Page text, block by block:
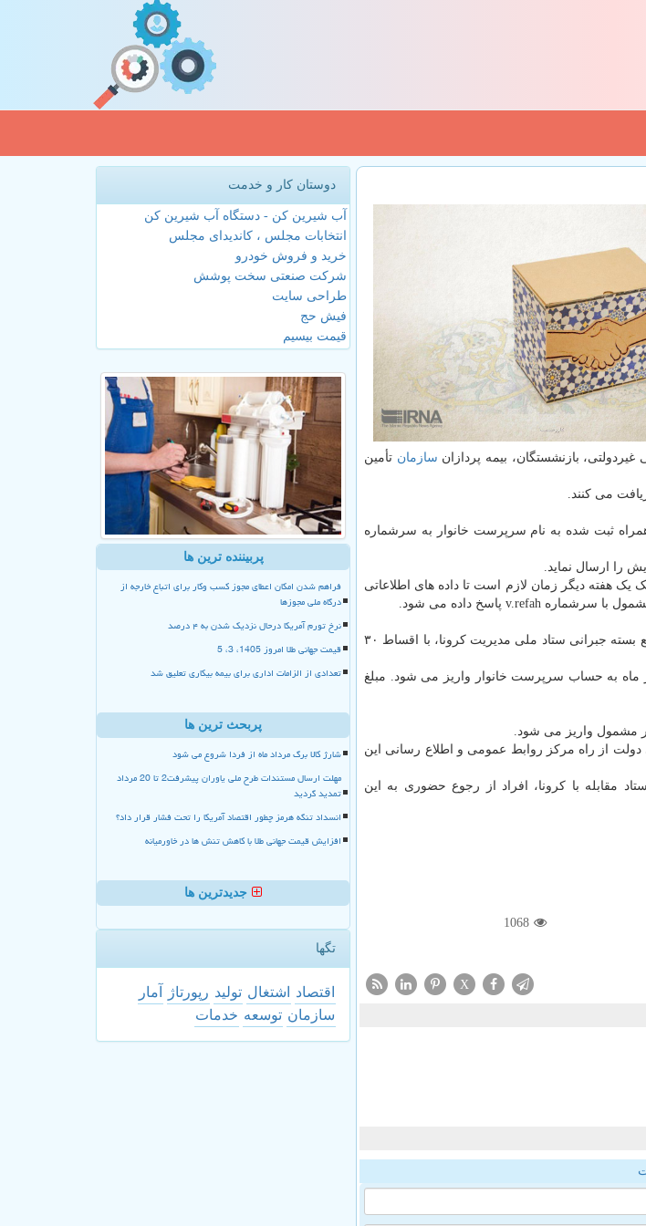
بازنشستگان، بیمه پردازان سازمان تأمین
ثبت شده به نام سرپرست خانوار به سرشماره
هفته دیگر زمان لازم است تا داده های اطلاعاتی
تسهیلات قرض الحسنه یک میلیون تومانی با نرخ کارمزد چهار درصد از محل باقی مانده منابع بسته جبرانی ستاد ملی مدیریت کرونا، با اقساط ۳۰
تا ۶۰۰ هزارتومانی است که دهم هر ماه به حساب سرپرست خانوار واریز می شود. مبلغ
مشمول واریز می شود.
دولت از راه مرکز روابط عمومی و اطلاع رسانی این
مقابله با کرونا، افراد از رجوع حضوری به این
1068
X
دوستان کار و خدمت
آب شیرین کن - دستگاه آب شیرین کن
انتخابات مجلس ، کاندیدای مجلس
خرید و فروش خودرو
شرکت صنعتی سخت پوشش
طراحی سایت
فیش حج
قیمت بیسیم
پربیننده ترین ها
فراهم شدن امکان اعطای مجوز کسب وکار برای اتباع خارجه از
درگاه ملی مجوزها
نرخ تورم آمریکا درحال نزدیک شدن به ۴ درصد
قیمت جهانی طلا امروز 1405، 3، 5
تعدادی از الزامات اداری برای بیمه بیکاری تعلیق شد
پربحث ترین ها
شارژ کالا برگ مرداد ماه از فردا شروع می شود
مهلت ارسال مستندات طرح ملی یاوران پیشرفت2 تا 20 مرداد
تمدید گردید
انسداد تنگه هرمز چطور اقتصاد آمریکا را تحت فشار قرار داد؟
افزایش قیمت جهانی طلا با کاهش تنش ها در خاورمیانه
جدیدترین ها
تگها
اقتصاد اشتغال تولید رپورتاژ
آمار
سازمان توسعه خدمات